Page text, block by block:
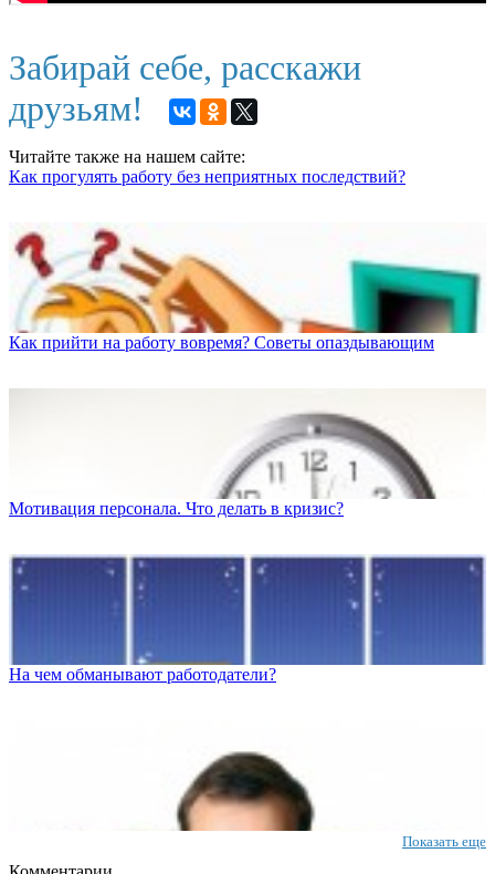
Забирай себе, расскажи
друзьям!
Читайте также на нашем сайте:
Как прогулять работу без неприятных последствий?
Как прийти на работу вовремя? Советы опаздывающим
Мотивация персонала. Что делать в кризис?
На чем обманывают работодатели?
Показать еще